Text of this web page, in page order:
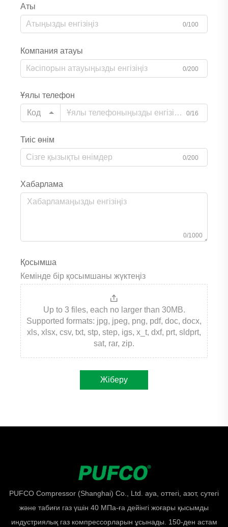
Аты
0/100
Компания атауы
0/200
Ұялы телефон
Код
0/16
Тиіс өнім
0/200
Хабарлама
0/1000
Қосымша
Кемінде бір қосымшаны жүктеңіз
Up to 3 files, each no larger than 30MB.
Supported formats: jpg, jpeg, png, pdf, doc, docx,
xls, xlsx, csv, txt, stp, step, igs, x_t, dxf, prt, sldprt,
sat, rar, zip.
Жіберу
PUFCO Compressor (Shanghai) Co., Ltd. ауа, оттегі, азот, сутегі
және табиғи газ үшін 40 МПа-ға дейінгі жоғары қысымды
индустриялық газ компрессорларын ұсынады. 150-ден астам